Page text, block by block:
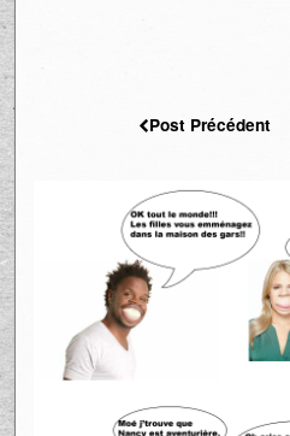
Post Précédent